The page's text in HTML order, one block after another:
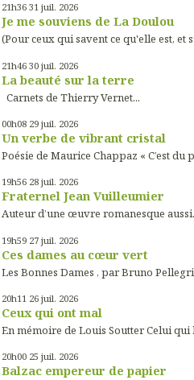
21h36 31 juil. 2026
Je me souviens de La Doulou
(Pour ceux qui savent ce qu'elle est, et
21h46 30 juil. 2026
La beauté sur la terre
Carnets de Thierry Vernet...
00h08 29 juil. 2026
Un verbe de vibrant cristal
Poésie de Maurice Chappaz « C’est du
19h56 28 juil. 2026
Fraternel Jean Vuilleumier
Auteur d’une œuvre romanesque
19h59 27 juil. 2026
Ces dames au cœur vert
Les Bonnes Dames , par Bruno
20h11 26 juil. 2026
Ceux qui ont mal
En mémoire de Louis Soutter Celui qui
20h00 25 juil. 2026
Balzac empereur de papier